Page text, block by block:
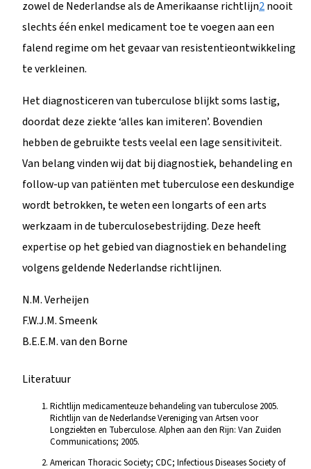
zowel de Nederlandse als de Amerikaanse richtlijn2nooit
slechts één enkel medicament toe te voegen aan een
falend regime om het gevaar van resistentieontwikkeling
te verkleinen.
Het diagnosticeren van tuberculose blijkt soms lastig,
doordat deze ziekte ‘alles kan imiteren’. Bovendien
hebben de gebruikte tests veelal een lage sensitiviteit.
Van belang vinden wij dat bij diagnostiek, behandeling en
follow-up van patiënten met tuberculose een deskundige
wordt betrokken, te weten een longarts of een arts
werkzaam in de tuberculosebestrijding. Deze heeft
expertise op het gebied van diagnostiek en behandeling
volgens geldende Nederlandse richtlijnen.
N.M. Verheijen
F.W.J.M. Smeenk
B.E.E.M. van den Borne
Literatuur
Richtlijn medicamenteuze behandeling van tuberculose 2005.
Richtlijn van de Nederlandse Vereniging van Artsen voor
Longziekten en Tuberculose. Alphen aan den Rijn: Van Zuiden
Communications; 2005.
American Thoracic Society; CDC; Infectious Diseases Society of